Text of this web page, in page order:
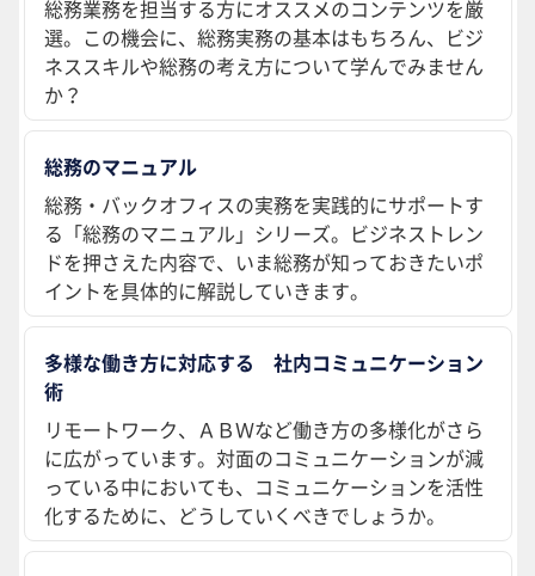
総務業務を担当する方にオススメのコンテンツを厳
選。この機会に、総務実務の基本はもちろん、ビジ
ネススキルや総務の考え方について学んでみません
か？
総務のマニュアル
総務・バックオフィスの実務を実践的にサポートす
る「総務のマニュアル」シリーズ。ビジネストレン
ドを押さえた内容で、いま総務が知っておきたいポ
イントを具体的に解説していきます。
多様な働き方に対応する 社内コミュニケーション
術
リモートワーク、ＡＢＷなど働き方の多様化がさら
に広がっています。対面のコミュニケーションが減
っている中においても、コミュニケーションを活性
化するために、どうしていくべきでしょうか。